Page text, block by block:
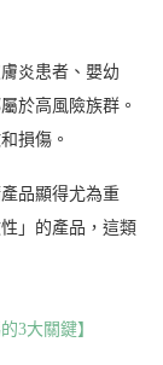
炎患者、嬰幼
於高風險族群。
損傷。
品顯得尤為重
」的產品，這類
3大關鍵】